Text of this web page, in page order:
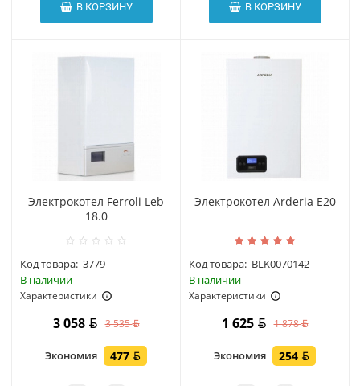
В КОРЗИНУ В КОРЗИНУ
Электрокотел Ferroli Leb
18.0
Код товара: 3779
В наличии
Характеристики
3 058 3 535
Экономия 477
Электрокотел Arderia E20
Код товара: BLK0070142
В наличии
Характеристики
1 625 1 878
Экономия 254